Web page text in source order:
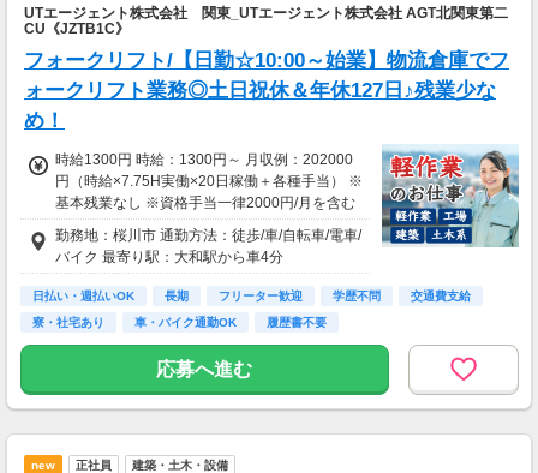
UTエージェント株式会社 関東_UTエージェント株式会社 AGT北関東第二
CU《JZTB1C》
フォークリフト/【日勤☆10:00～始業】物流倉庫でフ
ォークリフト業務◎土日祝休＆年休127日♪残業少な
め！
時給1300円 時給：1300円～ 月収例：202000
円（時給×7.75H実働×20日稼働＋各種手当） ※
基本残業なし ※資格手当一律2000円/月を含む
勤務地：桜川市 通勤方法：徒歩/車/自転車/電車/
バイク 最寄り駅：大和駅から車4分
日払い・週払いOK 長期 フリーター歓迎 学歴不問
交通費支給
寮・社宅あり
車・バイク通勤OK 履歴書不要
応募へ進む
new 正社員 建築・土木・設備